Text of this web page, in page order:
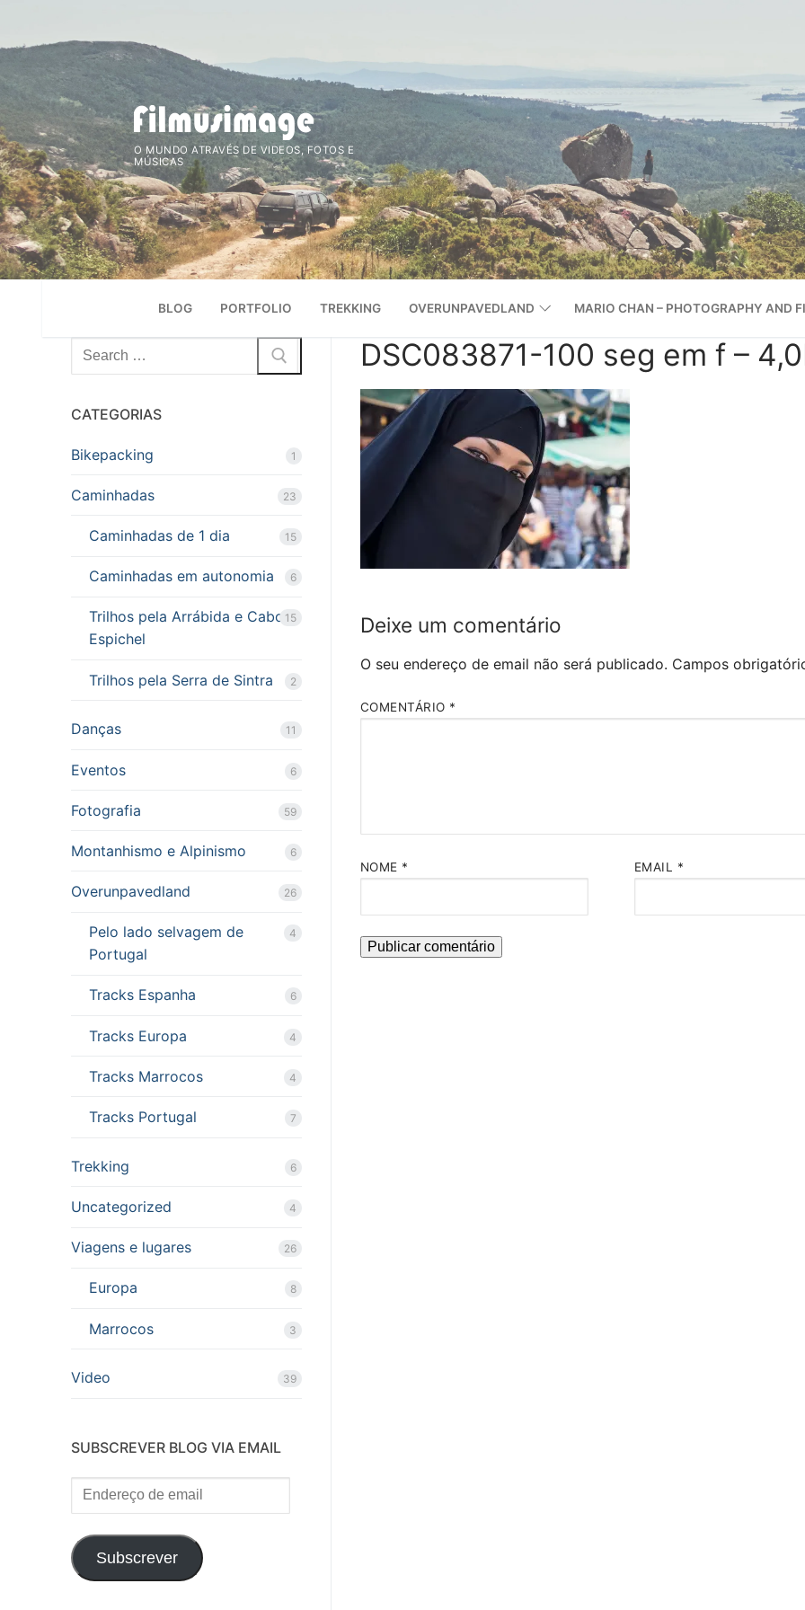
conteúdo
O MUNDO ATRAVÉS DE VIDEOS, FOTOS E
MÚSICAS
BLOG PORTFOLIO TREKKING OVERUNPAVEDLAND MARIO CHAN – PHOTOGRAPHY AND
DSC083871-100 seg em f –
Deixe um comentário
O seu endereço de email não será publicado. Campos
COMENTÁRIO *
NOME * EMAIL *
Pesquisar
por:
CATEGORIAS
Bikepacking 1
Caminhadas 23
Caminhadas de 1 dia 15
Caminhadas em autonomia 6
Trilhos pela Arrábida e Cabo
Espichel
15
Trilhos pela Serra de Sintra 2
Danças 11
Eventos 6
Fotografia 59
Montanhismo e Alpinismo 6
Overunpavedland 26
Pelo lado selvagem de
Portugal
4
Tracks Espanha 6
Tracks Europa 4
Tracks Marrocos 4
Tracks Portugal 7
Trekking 6
Uncategorized 4
Viagens e lugares 26
Europa 8
Marrocos 3
Video 39
SUBSCREVER BLOG VIA EMAIL
Endereço
de
email
Subscrever